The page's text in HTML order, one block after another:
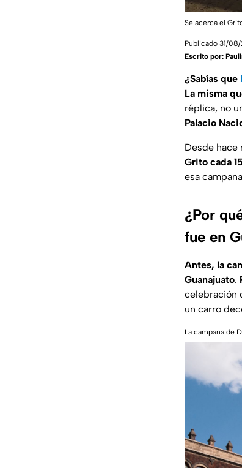
Se acerca el
Publicado 31/
Escrito por:
¿Sabías que
La misma
réplica, no
Palacio
Desde hace
Grito cada
esa
¿Por
fue en
Antes, la
Guanajuato.
celebración
un carro
La campana de